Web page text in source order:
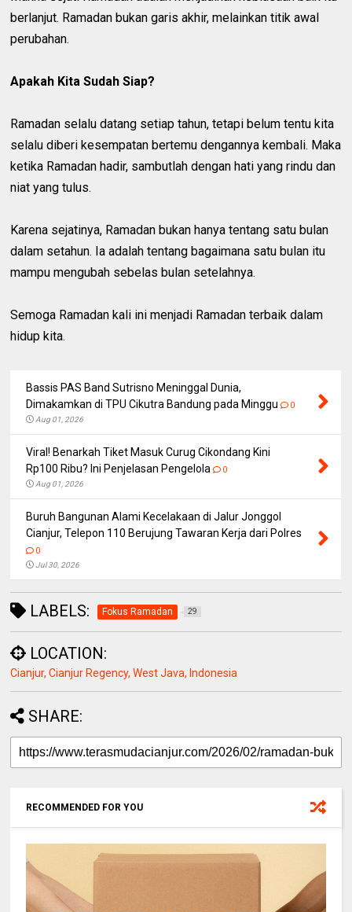
berlanjut. Ramadan bukan garis akhir, melainkan titik awal
perubahan.
Apakah Kita Sudah Siap?
Ramadan selalu datang setiap tahun, tetapi belum tentu kita
selalu diberi kesempatan bertemu dengannya kembali. Maka
ketika Ramadan hadir, sambutlah dengan hati yang rindu dan
niat yang tulus.
Karena sejatinya, Ramadan bukan hanya tentang satu bulan
dalam setahun. Ia adalah tentang bagaimana satu bulan itu
mampu mengubah sebelas bulan setelahnya.
Semoga Ramadan kali ini menjadi Ramadan terbaik dalam
hidup kita.
Bassis PAS Band Sutrisno Meninggal Dunia,
Dimakamkan di TPU Cikutra Bandung pada Minggu
0
Aug 01, 2026
Viral! Benarkah Tiket Masuk Curug Cikondang Kini
Rp100 Ribu? Ini Penjelasan Pengelola
0
Aug 01, 2026
Buruh Bangunan Alami Kecelakaan di Jalur Jonggol
Cianjur, Telepon 110 Berujung Tawaran Kerja dari Polres
0
Jul 30, 2026
LABELS: Fokus Ramadan 29
LOCATION:
Cianjur, Cianjur Regency, West Java, Indonesia
SHARE:
RECOMMENDED FOR YOU